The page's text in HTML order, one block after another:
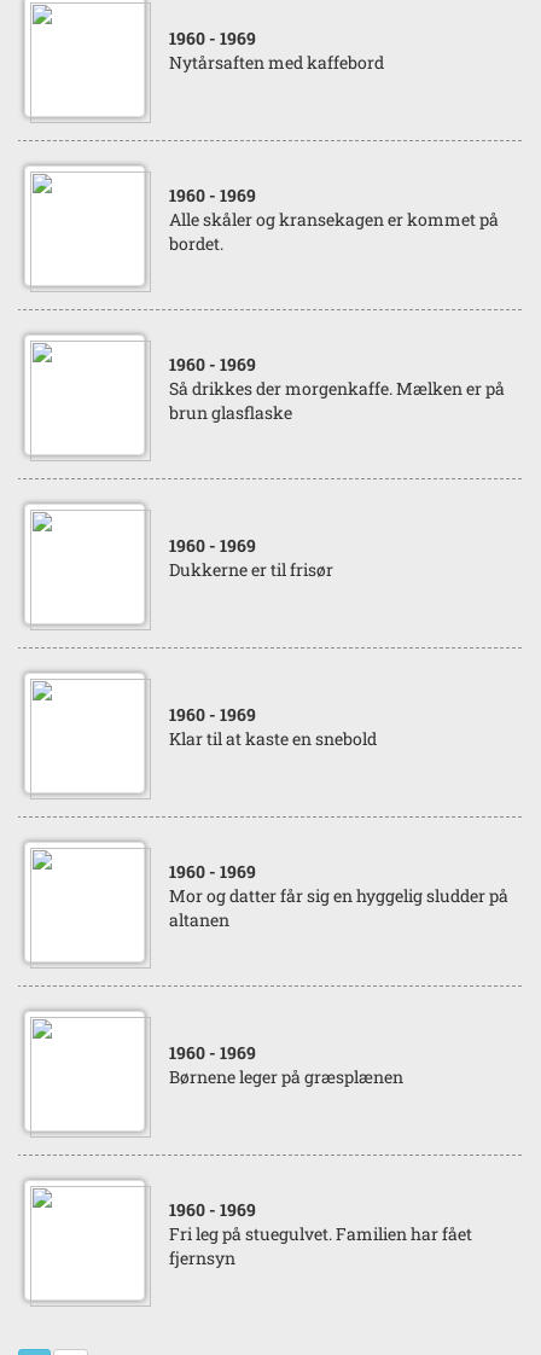
1960 - 1969
Nytårsaften med kaffebord
1960 - 1969
Alle skåler og kransekagen er kommet på
bordet.
1960 - 1969
Så drikkes der morgenkaffe. Mælken er på
brun glasflaske
1960 - 1969
Dukkerne er til frisør
1960 - 1969
Klar til at kaste en snebold
1960 - 1969
Mor og datter får sig en hyggelig sludder på
altanen
1960 - 1969
Børnene leger på græsplænen
1960 - 1969
Fri leg på stuegulvet. Familien har fået
fjernsyn